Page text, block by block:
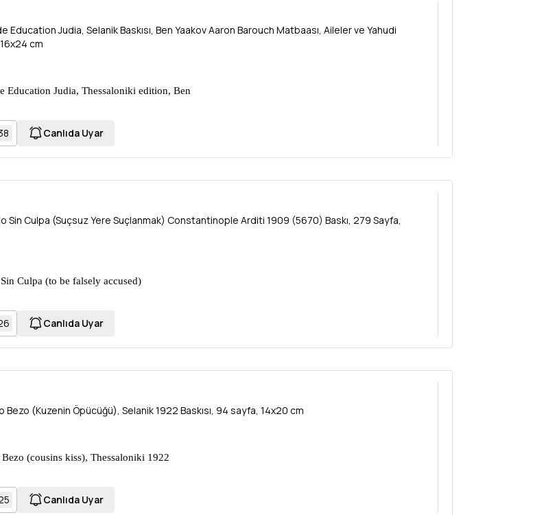
Education Judia, Selanik Baskısı, Ben Yaakov Aaron Barouch Matbaası, Aileler ve Yahudi
cm
Education Judia, Thessaloniki edition, Ben
Canlıda Uyar
Sin Culpa (Suçsuz Yere Suçlanmak) Constantinople Arditi 1909 (5670) Baskı, 279 Sayfa,
Culpa (to be falsely accused)
Canlıda Uyar
Bezo (Kuzenin Öpücüğü), Selanik 1922 Baskısı, 94 sayfa, 14x20 cm
(cousins kiss), Thessaloniki 1922
Canlıda Uyar